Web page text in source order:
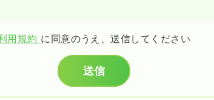
用規約 に同意のうえ、送信してください
送信